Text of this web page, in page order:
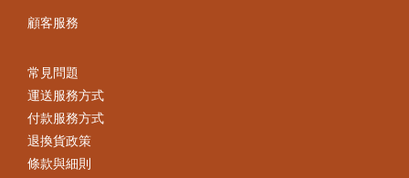
顧客服務
常見問題
運送服務方式
付款服務方式
退換貨政策
條款與細則